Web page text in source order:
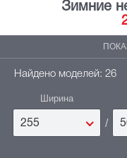
Зимние
Найдено моделей: 26
Ширина
255 /